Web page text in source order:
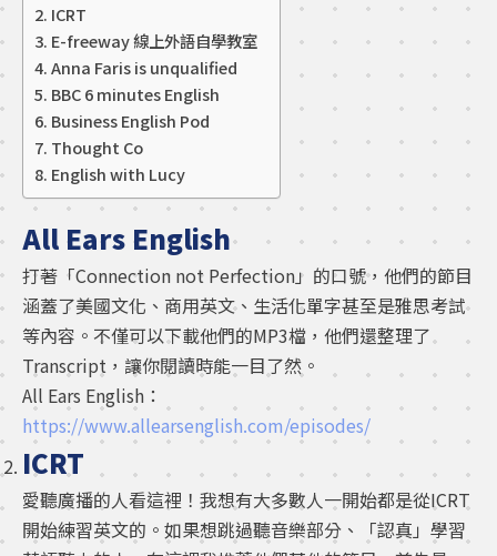
ICRT
E-freeway 線上外語自學教室
Anna Faris is unqualified
BBC 6 minutes English
Business English Pod
Thought Co
English with Lucy
All Ears English
打著「Connection not Perfection」的口號，他們的節目
涵蓋了美國文化、商用英文、生活化單字甚至是雅思考試
等內容。不僅可以下載他們的MP3檔，他們還整理了
Transcript，讓你閱讀時能一目了然。
All Ears English：
https://www.allearsenglish.com/episodes/
ICRT
愛聽廣播的人看這裡！我想有大多數人一開始都是從ICRT
開始練習英文的。如果想跳過聽音樂部分、「認真」學習